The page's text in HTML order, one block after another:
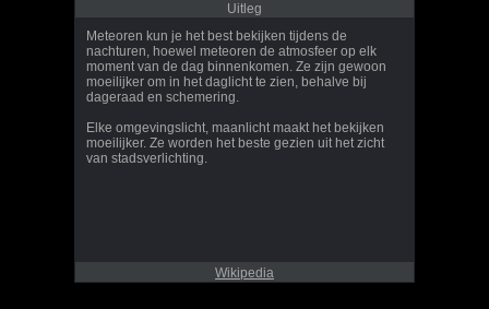
Uitleg
Meteoren kun je het best bekijken tijdens de
nachturen, hoewel meteoren de atmosfeer op elk
moment van de dag binnenkomen. Ze zijn gewoon
moeilijker om in het daglicht te zien, behalve bij
dageraad en schemering.
Elke omgevingslicht, maanlicht maakt het bekijken
moeilijker. Ze worden het beste gezien uit het zicht
van stadsverlichting.
Wikipedia